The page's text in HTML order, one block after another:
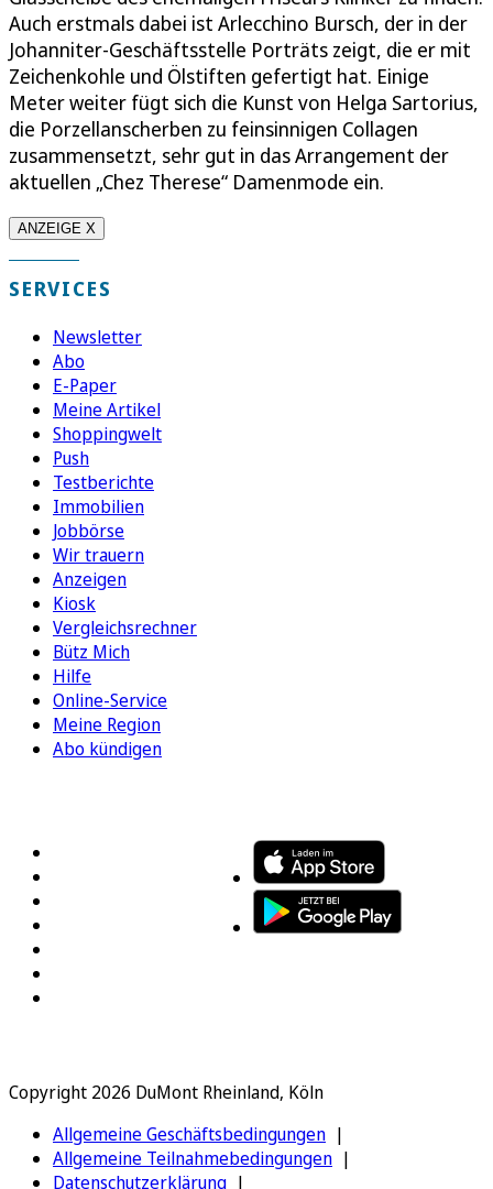
Auch erstmals dabei ist Arlecchino Bursch, der in der
Johanniter-Geschäftsstelle Porträts zeigt, die er mit
Zeichenkohle und Ölstiften gefertigt hat. Einige
Meter weiter fügt sich die Kunst von Helga Sartorius,
die Porzellanscherben zu feinsinnigen Collagen
zusammensetzt, sehr gut in das Arrangement der
aktuellen „Chez Therese“ Damenmode ein.
ANZEIGE X
SERVICES
Newsletter
Abo
E-Paper
Meine Artikel
Shoppingwelt
Push
Testberichte
Immobilien
Jobbörse
Wir trauern
Anzeigen
Kiosk
Vergleichsrechner
Bütz Mich
Hilfe
Online-Service
Meine Region
Abo kündigen
Copyright 2026 DuMont Rheinland, Köln
Allgemeine Geschäftsbedingungen
Allgemeine Teilnahmebedingungen
Datenschutzerklärung